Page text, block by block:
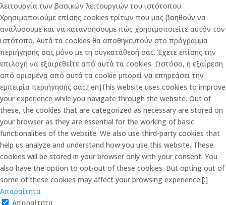
λειτουργία των βασικών λειτουργιών του ιστότοπου.
Χρησιμοποιούμε επίσης cookies τρίτων που μας βοηθούν να
αναλύσουμε και να κατανοήσουμε πώς χρησιμοποιείτε αυτόν τον
ιστότοπο. Αυτά τα cookies θα αποθηκευτούν στο πρόγραμμα
περιήγησής σας μόνο με τη συγκατάθεσή σας. Έχετε επίσης την
επιλογή να εξαιρεθείτε από αυτά τα cookies. Ωστόσο, η εξαίρεση
από ορισμένα από αυτά τα cookie μπορεί να επηρεάσει την
εμπειρία περιήγησής σας.[:en]This website uses cookies to improve
your experience while you navigate through the website. Out of
these, the cookies that are categorized as necessary are stored on
your browser as they are essential for the working of basic
functionalities of the website. We also use third-party cookies that
help us analyze and understand how you use this website. These
cookies will be stored in your browser only with your consent. You
also have the option to opt-out of these cookies. But opting out of
some of these cookies may affect your browsing experience.[:]
Απαραίτητα
Απαραίτητα